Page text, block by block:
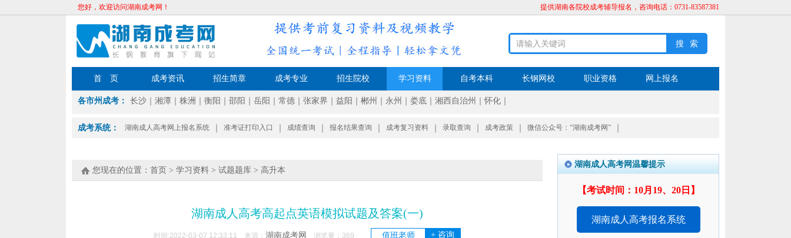
您好，欢迎访问湖南成考网！ 提供湖南各院校成考辅导报名，咨询电话：0731-83587381
首 页 成考资讯 招生简章 成考专业 招生院校 学习资料 自考本科 长钢网校 职业资格 网上报名
各市州成考： 长沙 湘潭 株洲 衡阳 邵阳 岳阳 常德 张家界 益阳 郴州 永州 娄底 湘西自治州 ｜怀化
成考系统： 湖南成人高考网上报名系统 准考证打印入口 成绩查询 报名结果查询 成考复习资料 录取查询 成考政策 微信公众号：“湖南成考网”
您现在的位置： 首页 > 学习资料 > 试题题库 > 高升本
湖南成人高考高起点英语模拟试题及答案(一)
时间:2022-03-07 12:33:11 来源： 湖南成考网 浏览量： 369 值班老师 + 咨询
湖南成人高考网温馨提示
【考试时间：10月19、20日】
湖南成人高考报名系统